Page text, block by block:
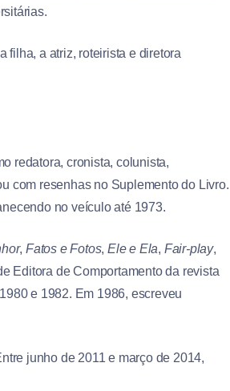
filha, a atriz, roteirista e diretora
redatora, cronista, colunista,
com resenhas no Suplemento do Livro.
no veículo até 1973.
,Fatos e Fotos,Ele e Ela, Fair-play,
Editora de Comportamento da revista
e 1982. Em 1986, escreveu
junho de 2011 e março de 2014,